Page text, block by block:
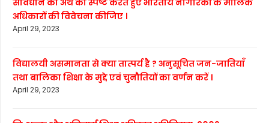
अधिकारों की विवेचना कीजिए ।
April 29, 2023
विद्यालयी असमानता से क्या तात्पर्य है ? अनुसूचित जन-जातियाँ
तथा बालिका शिक्षा के मुद्दे एवं चुनौतियों का वर्णन करें ।
April 29, 2023